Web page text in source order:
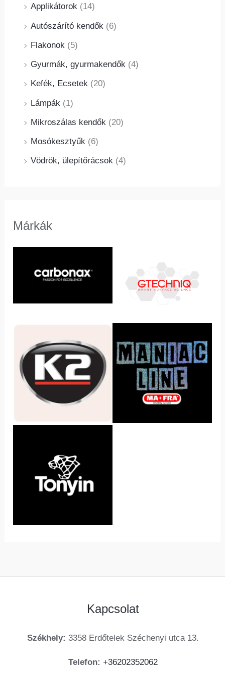
Applikátorok (14)
Autószárító kendők (6)
Flakonok (5)
Gyurmák, gyurmakendők (4)
Kefék, Ecsetek (20)
Lámpák (1)
Mikroszálas kendők (20)
Mosókesztyűk (6)
Vödrök, ülepítőrácsok (4)
Márkák
Kapcsolat
Székhely: 3358 Erdőtelek Széchenyi utca 13.
Telefon: +36202352062